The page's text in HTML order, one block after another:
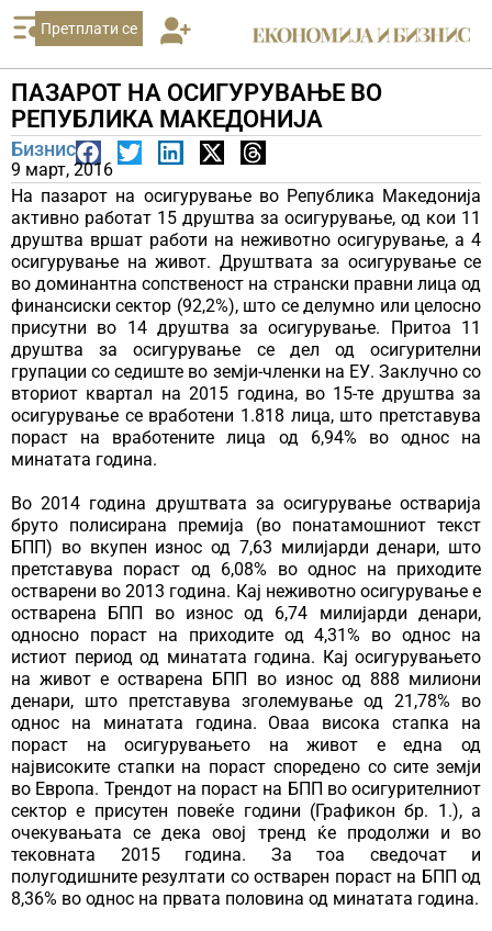
Претплати се
ПАЗАРОТ НА ОСИГУРУВАЊЕ ВО
РЕПУБЛИКА МАКЕДОНИЈА
Бизнис
9 март, 2016
На пазарот на осигурување во Република Македонија
активно работат 15 друштва за осигурување, од кои 11
друштва вршат работи на неживотно осигурување, а 4
осигурување на живот. Друштвата за осигурување се
во доминантна сопственост на странски правни лица од
финансиски сектор (92,2%), што се делумно или целосно
присутни во 14 друштва за осигурување. Притоа 11
друштва за осигурување се дел од осигурителни
групации со седиште во земји-членки на ЕУ. Заклучно со
вториот квартал на 2015 година, во 15-те друштва за
осигурување се вработени 1.818 лица, што претставува
пораст на вработените лица од 6,94% во однос на
минатата година.
Во 2014 година друштвата за осигурување остварија
бруто полисирана премија (во понатамошниот текст
БПП) во вкупен износ од 7,63 милијарди денари, што
претставува пораст од 6,08% во однос на приходите
остварени во 2013 година. Кај неживотно осигурување е
остварена БПП во износ од 6,74 милијарди денари,
односно пораст на приходите од 4,31% во однос на
истиот период од минатата година. Кај осигурувањето
на живот e остварена БПП во износ од 888 милиони
денари, што претставува зголемување од 21,78% во
однос на минатата година. Оваа висока стапка на
пораст на осигурувањето на живот е една од
највисоките стапки на пораст споредено со сите земји
во Европа. Трендот на пораст на БПП во осигурителниот
сектор е присутен повеќе години (Графикон бр. 1.), а
очекувањата се дека овој тренд ќе продолжи и во
тековната 2015 година. За тоа сведочат и
полугодишните резултати со остварен пораст на БПП од
8,36% во однос на првата половина од минатата година.